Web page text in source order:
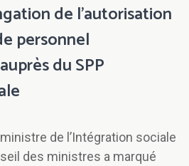
de l’autorisation
personnel
du SPP
de l’Intégration sociale
des ministres a marqué